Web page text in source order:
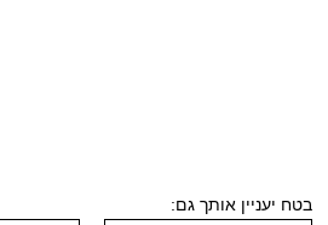
בטח יעניין אותך גם: